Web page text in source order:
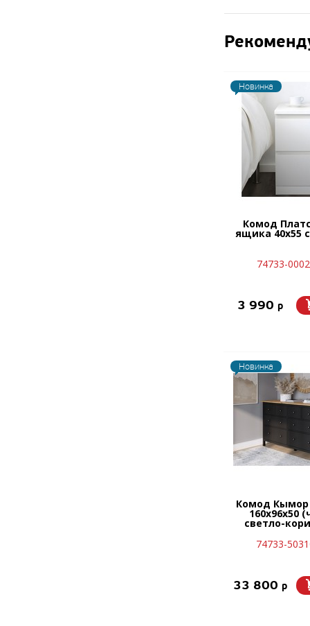
Новинка
Комод
ящика 40х55
74733-
3 990 p
Новинка
Комод
160х96х50
светло-
74733-
33 800 p